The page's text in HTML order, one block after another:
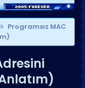
Programsız MAC